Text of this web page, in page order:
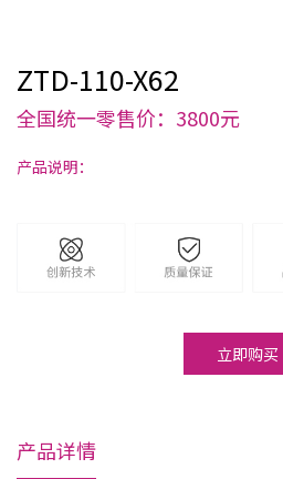
ZTD-110-X62
全国统一零售价：3800元
产品说明：
立即购买
产品详情